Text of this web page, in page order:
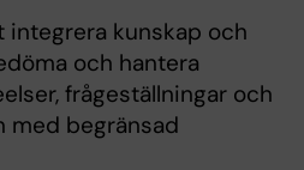
integrera kunskap och
och hantera
frågeställningar och
med begränsad